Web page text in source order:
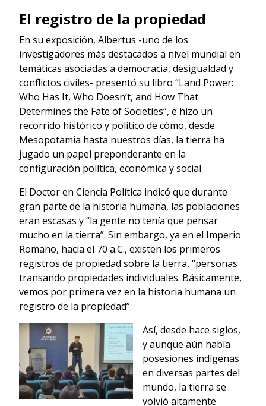
El registro de la propiedad
En su exposición, Albertus -uno de los
investigadores más destacados a nivel mundial en
temáticas asociadas a democracia, desigualdad y
conflictos civiles- presentó su libro “Land Power:
Who Has It, Who Doesn’t, and How That
Determines the Fate of Societies”, e hizo un
recorrido histórico y político de cómo, desde
Mesopotamia hasta nuestros días, la tierra ha
jugado un papel preponderante en la
configuración política, económica y social.
El Doctor en Ciencia Política indicó que durante
gran parte de la historia humana, las poblaciones
eran escasas y “la gente no tenía que pensar
mucho en la tierra”. Sin embargo, ya en el Imperio
Romano, hacia el 70 a.C., existen los primeros
registros de propiedad sobre la tierra, “personas
transando propiedades individuales. Básicamente,
vemos por primera vez en la historia humana un
registro de la propiedad”.
Así, desde hace siglos,
y aunque aún había
posesiones indígenas
en diversas partes del
mundo, la tierra se
volvió altamente